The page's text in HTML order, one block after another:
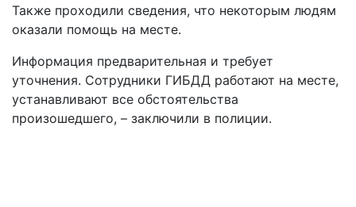
Также проходили сведения, что некоторым людям
оказали помощь на месте.
Информация предварительная и требует
уточнения. Сотрудники ГИБДД работают на месте,
устанавливают все обстоятельства
произошедшего, – заключили в полиции.